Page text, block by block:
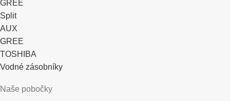
GREE
Split
AUX
GREE
TOSHIBA
Vodné zásobníky
Naše pobočky